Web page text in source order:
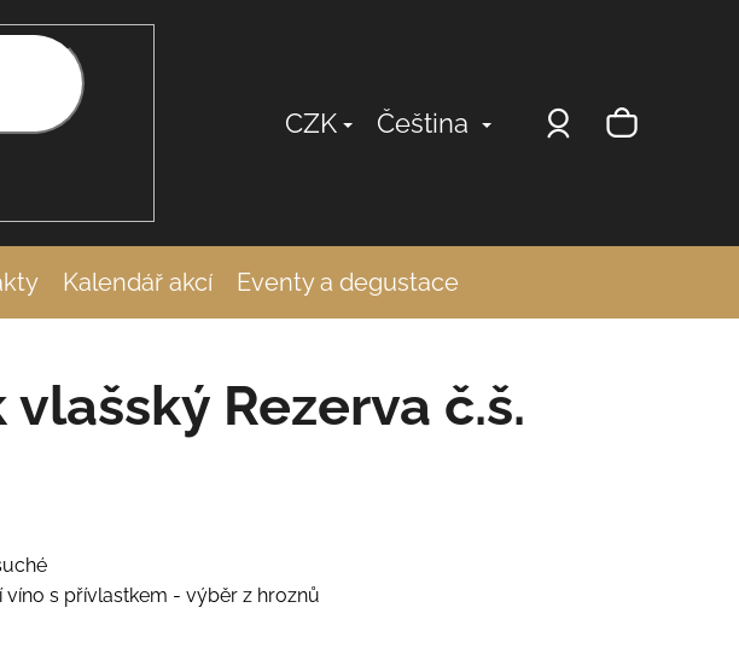
Kalendář akcí Eventy a degustace
CZK Čeština Přihlášení
vlašský Rezerva č.š.
víno s přívlastkem - výběr z hroznů